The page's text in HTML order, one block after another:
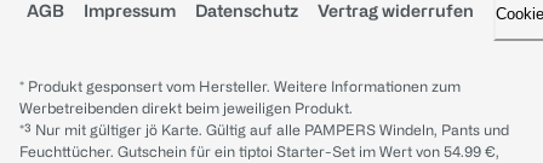
AGB Impressum Datenschutz Vertrag widerrufen
* Produkt gesponsert vom Hersteller. Weitere Informationen zum
Werbetreibenden direkt beim jeweiligen Produkt.
*³ Nur mit gültiger jö Karte. Gültig auf alle PAMPERS Windeln, Pants und
Feuchttücher. Gutschein für ein tiptoi Starter-Set im Wert von 54.99 €,